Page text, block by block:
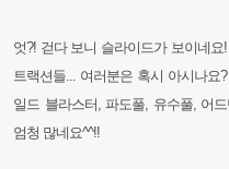
엇?! 걷다 보니 슬라이드가 보이네
트랙션들... 여러분은 혹시 아시나요
일드 블라스터, 파도풀, 유수풀, 어
엄청 많네요^^!!